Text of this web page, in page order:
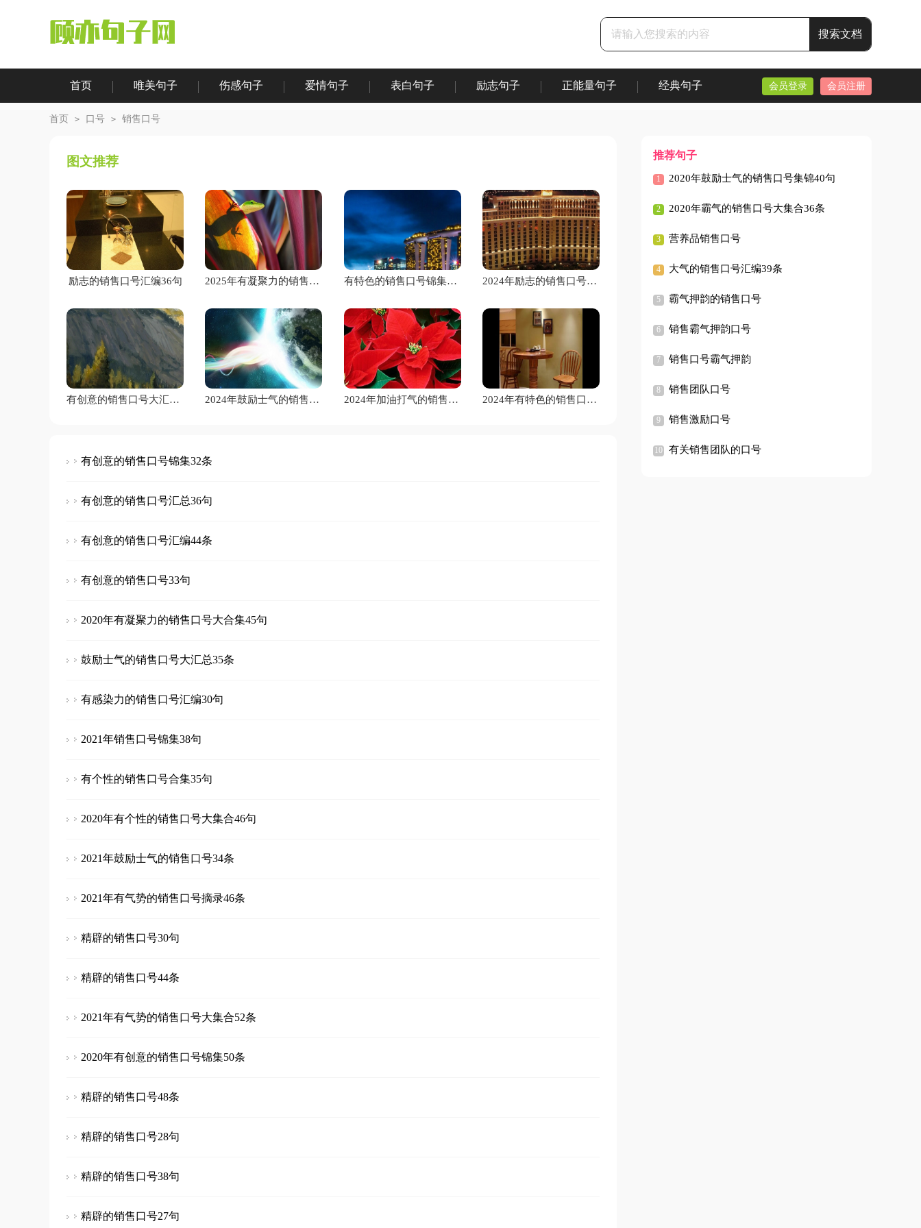
首页 唯美句子 伤感句子 爱情句子 表白句子 励志句子 正能量句子 经典句子 会员登录 会员注册
首页 > 口号 > 销售口号
图文推荐
励志的销售口号汇编36句 2025年有凝聚力的销售口号40条 有特色的销售口号锦集55条 2024年励志的销售口号集合38句
有创意的销售口号大汇总30条 2024年鼓励士气的销售口号大合集46条 2024年加油打气的销售口号集锦46句 2024年有特色的销售口号摘录37条
有创意的销售口号锦集32条
有创意的销售口号汇总36句
有创意的销售口号汇编44条
有创意的销售口号33句
2020年有凝聚力的销售口号大合集45句
鼓励士气的销售口号大汇总35条
有感染力的销售口号汇编30句
2021年销售口号锦集38句
有个性的销售口号合集35句
2020年有个性的销售口号大集合46句
2021年鼓励士气的销售口号34条
2021年有气势的销售口号摘录46条
精辟的销售口号30句
精辟的销售口号44条
2021年有气势的销售口号大集合52条
2020年有创意的销售口号锦集50条
精辟的销售口号48条
精辟的销售口号28句
精辟的销售口号38句
精辟的销售口号27句
推荐句子
2020年鼓励士气的销售口号集锦40句
2020年霸气的销售口号大集合36条
营养品销售口号
大气的销售口号汇编39条
霸气押韵的销售口号
销售霸气押韵口号
销售口号霸气押韵
销售团队口号
销售激励口号
有关销售团队的口号